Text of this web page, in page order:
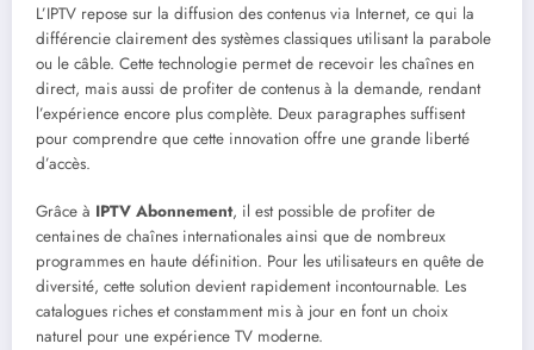
L’IPTV repose sur la diffusion des contenus via Internet, ce qui la
différencie clairement des systèmes classiques utilisant la parabole
ou le câble. Cette technologie permet de recevoir les chaînes en
direct, mais aussi de profiter de contenus à la demande, rendant
l’expérience encore plus complète. Deux paragraphes suffisent
pour comprendre que cette innovation offre une grande liberté
d’accès.
Grâce à IPTV Abonnement, il est possible de profiter de
centaines de chaînes internationales ainsi que de nombreux
programmes en haute définition. Pour les utilisateurs en quête de
diversité, cette solution devient rapidement incontournable. Les
catalogues riches et constamment mis à jour en font un choix
naturel pour une expérience TV moderne.